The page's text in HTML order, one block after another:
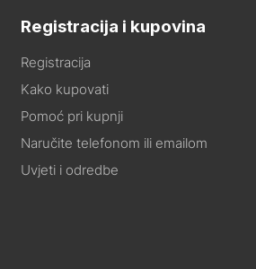
Registracija i kupovina
Registracija
Kako kupovati
Pomoć pri kupnji
Naručite telefonom ili emailom
Uvjeti i odredbe